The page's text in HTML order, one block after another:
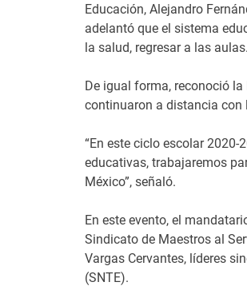
Educación, Alejandro
adelantó que el sistema
la salud, regresar a las aulas.
De igual forma, reconoció
continuaron a distancia con
“En este ciclo escolar
educativas, trabajaremos
México”, señaló.
En este evento, el
Sindicato de Maestros al
Vargas Cervantes, líderes
(SNTE).